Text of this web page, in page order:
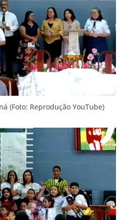
(Foto: Reprodução YouTube)